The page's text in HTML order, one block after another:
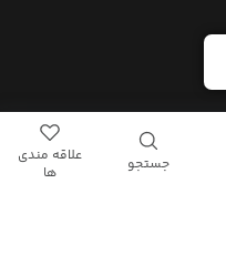
جستجو
علاقه مندی
ها